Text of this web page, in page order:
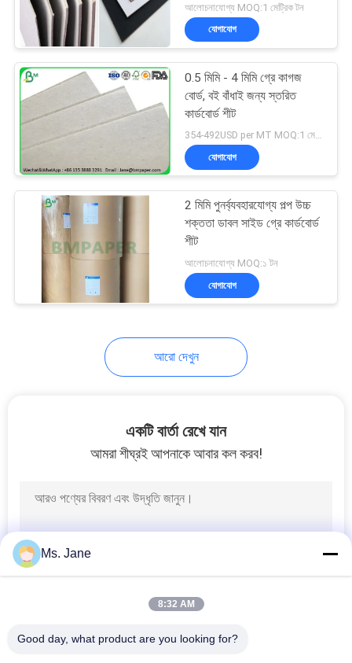
আলোচনাযোগ্য MOQ:1 মেট্রিক টন
যোগাযোগ
0.5 মিমি - 4 মিমি গ্রে কাগজ
বোর্ড, বই বাঁধাই জন্য স্তরিত
কার্ডবোর্ড শীট
354-492USD per MT MOQ:1 মেট্রিক টন
যোগাযোগ
2 মিমি পুনর্ব্যবহারযোগ্য পল্প উচ্চ
শক্ততা ডাবল সাইড গ্রে কার্ডবোর্ড
শীট
আলোচনাযোগ্য MOQ:১ টন
যোগাযোগ
আরো দেখুন
একটি বার্তা রেখে যান
আমরা শীঘ্রই আপনাকে আবার কল করব!
Ms. Jane
8:32 AM
Good day, what product are you looking for?